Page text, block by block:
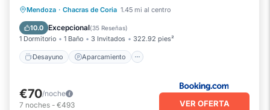
Mendoza · Chacras de Coria 1.45 mi al centro
10.0 Excepcional(35 Reseñas)
1 Dormitorio 1 Baño 3 Invitados 322.92 pies²
Desayuno Aparcamiento
Desayuno
Aparcamiento
Balcón/Terraza
€70/noche
7 noches - €493 VER OFERTA